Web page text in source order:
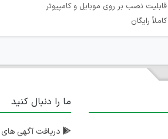
قابلیت نصب بر روی موبایل و کامپیوتر
کاملاً رایگان
ما را دنبال کنید
دریافت آگهی های